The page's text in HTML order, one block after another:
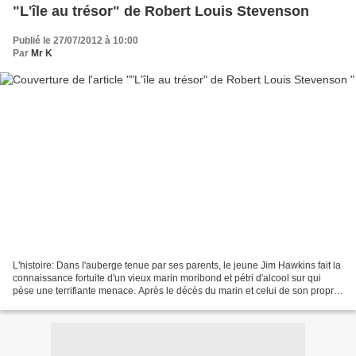
"L'île au trésor" de Robert Louis Stevenson
Publié le 27/07/2012 à 10:00
Par Mr K
L'histoire: Dans l'auberge tenue par ses parents, le jeune Jim Hawkins fait la
connaissance fortuite d'un vieux marin moribond et pétri d'alcool sur qui
pèse une terrifiante menace. Après le décès du marin et celui de son propre